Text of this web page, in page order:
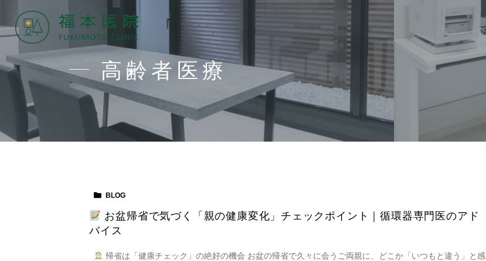
高齢者医療
BLOG
お盆帰省で気づく「親の健康変化」チェックポイント｜循環器専門医のアド
バイス
帰省は「健康チェック」の絶好の機会 お盆の帰省で久々に会うご両親に、どこか「いつもと違う」と感